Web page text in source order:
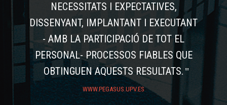
NECESSITATS I EXPECTATIVES,
DISSENYANT, IMPLANTANT I EXECUTANT
- AMB LA PARTICIPACIÓ DE TOT EL
PERSONAL- PROCESSOS FIABLES QUE
OBTINGUEN AQUESTS RESULTATS.
WWW.PEGASUS.UPV.ES